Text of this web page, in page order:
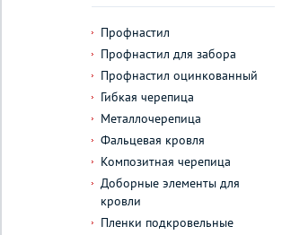
Профнастил
Профнастил для забора
Профнастил оцинкованный
Гибкая черепица
Металлочерепица
Фальцевая кровля
Композитная черепица
Доборные элементы для
кровли
Пленки подкровельные